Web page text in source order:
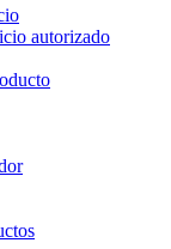
autorizado